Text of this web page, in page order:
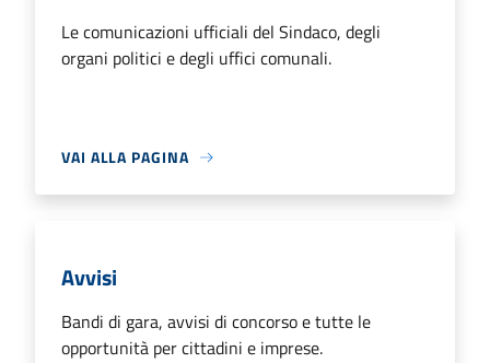
Le comunicazioni ufficiali del Sindaco, degli
organi politici e degli uffici comunali.
VAI ALLA PAGINA
Avvisi
Bandi di gara, avvisi di concorso e tutte le
opportunità per cittadini e imprese.